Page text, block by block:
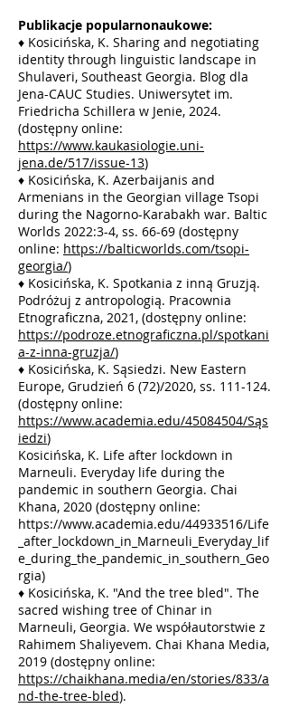
Publikacje popularnonaukowe:
♦ Kosicińska, K. Sharing and negotiating
identity through linguistic landscape in
Shulaveri, Southeast Georgia. Blog dla
Jena-CAUC Studies. Uniwersytet im.
Friedricha Schillera w Jenie, 2024.
(dostępny online:
https://www.kaukasiologie.uni-
jena.de/517/issue-13)
♦ Kosicińska, K. Azerbaijanis and
Armenians in the Georgian village Tsopi
during the Nagorno-Karabakh war. Baltic
Worlds 2022:3-4, ss. 66-69 (dostępny
online: https://balticworlds.com/tsopi-
georgia/)
♦ Kosicińska, K. Spotkania z inną Gruzją.
Podróżuj z antropologią. Pracownia
Etnograficzna, 2021, (dostępny online:
https://podroze.etnograficzna.pl/spotkani
a-z-inna-gruzja/)
♦ Kosicińska, K. Sąsiedzi. New Eastern
Europe, Grudzień 6 (72)/2020, ss. 111-124.
(dostępny online:
https://www.academia.edu/45084504/Sąs
iedzi)
Kosicińska, K. Life after lockdown in
Marneuli. Everyday life during the
pandemic in southern Georgia. Chai
Khana, 2020 (dostępny online:
https://www.academia.edu/44933516/Life
_after_lockdown_in_Marneuli_Everyday_lif
e_during_the_pandemic_in_southern_Geo
rgia)
♦ Kosicińska, K. "And the tree bled". The
sacred wishing tree of Chinar in
Marneuli, Georgia. We współautorstwie z
Rahimem Shaliyevem. Chai Khana Media,
2019 (dostępny online:
https://chaikhana.media/en/stories/833/a
nd-the-tree-bled).